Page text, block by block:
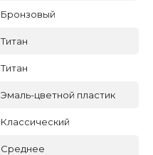
Бронзовый
Титан
Титан
Эмаль-цветной пластик
Классический
Среднее